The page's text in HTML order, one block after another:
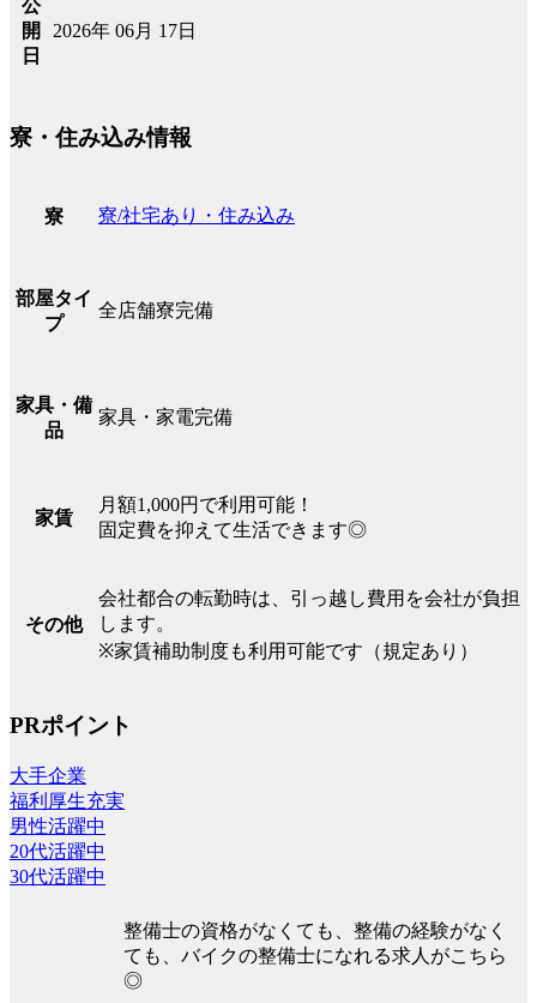
公
開
日
2026年 06月 17日
寮・住み込み情報
寮 寮/社宅あり・住み込み
部屋タイ
プ
全店舗寮完備
家具・備
品
家具・家電完備
家賃
月額1,000円で利用可能！
固定費を抑えて生活できます◎
その他
会社都合の転勤時は、引っ越し費用を会社が負担
します。
※家賃補助制度も利用可能です（規定あり）
PRポイント
大手企業
福利厚生充実
男性活躍中
20代活躍中
30代活躍中
整備士の資格がなくても、整備の経験がなく
ても、バイクの整備士になれる求人がこちら
◎